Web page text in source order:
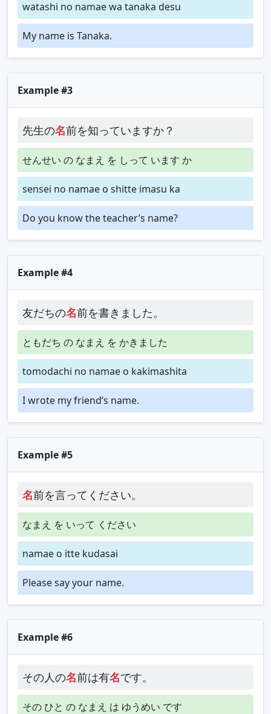
watashi no namae wa tanaka desu
My name is Tanaka.
Example #3
先生の名前を知っていますか？
せんせい の なまえ を しって います か
sensei no namae o shitte imasu ka
Do you know the teacher’s name?
Example #4
友だちの名前を書きました。
ともだち の なまえ を かきました
tomodachi no namae o kakimashita
I wrote my friend’s name.
Example #5
名前を言ってください。
なまえ を いって ください
namae o itte kudasai
Please say your name.
Example #6
その人の名前は有名です。
その ひと の なまえ は ゆうめい です